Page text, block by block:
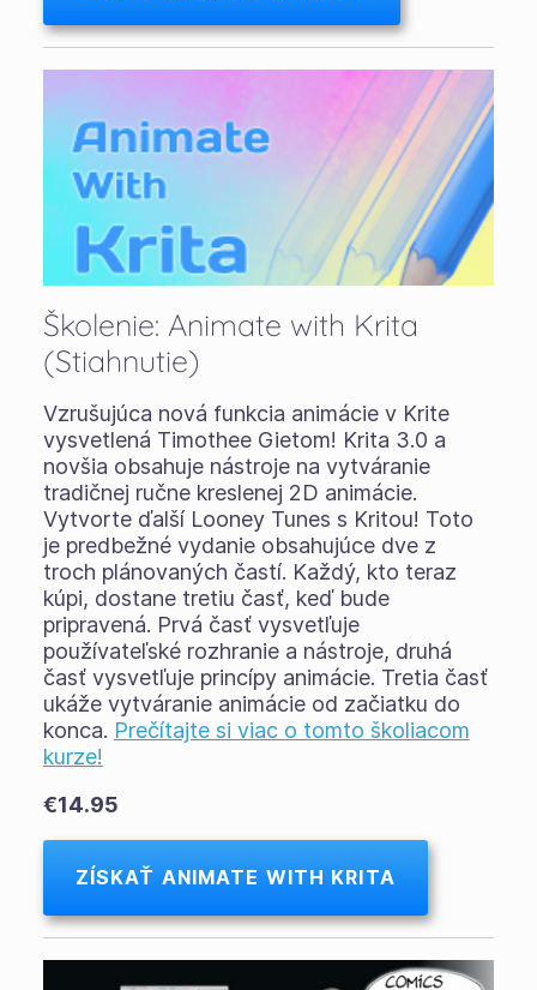
Školenie: Animate with Krita
(Stiahnutie)
Vzrušujúca nová funkcia animácie v Krite
vysvetlená Timothee Gietom! Krita 3.0 a
novšia obsahuje nástroje na vytváranie
tradičnej ručne kreslenej 2D animácie.
Vytvorte ďalší Looney Tunes s Kritou! Toto
je predbežné vydanie obsahujúce dve z
troch plánovaných častí. Každý, kto teraz
kúpi, dostane tretiu časť, keď bude
pripravená. Prvá časť vysvetľuje
používateľské rozhranie a nástroje, druhá
časť vysvetľuje princípy animácie. Tretia časť
ukáže vytváranie animácie od začiatku do
konca. Prečítajte si viac o tomto školiacom
kurze!
€14.95
ZÍSKAŤ ANIMATE WITH KRITA